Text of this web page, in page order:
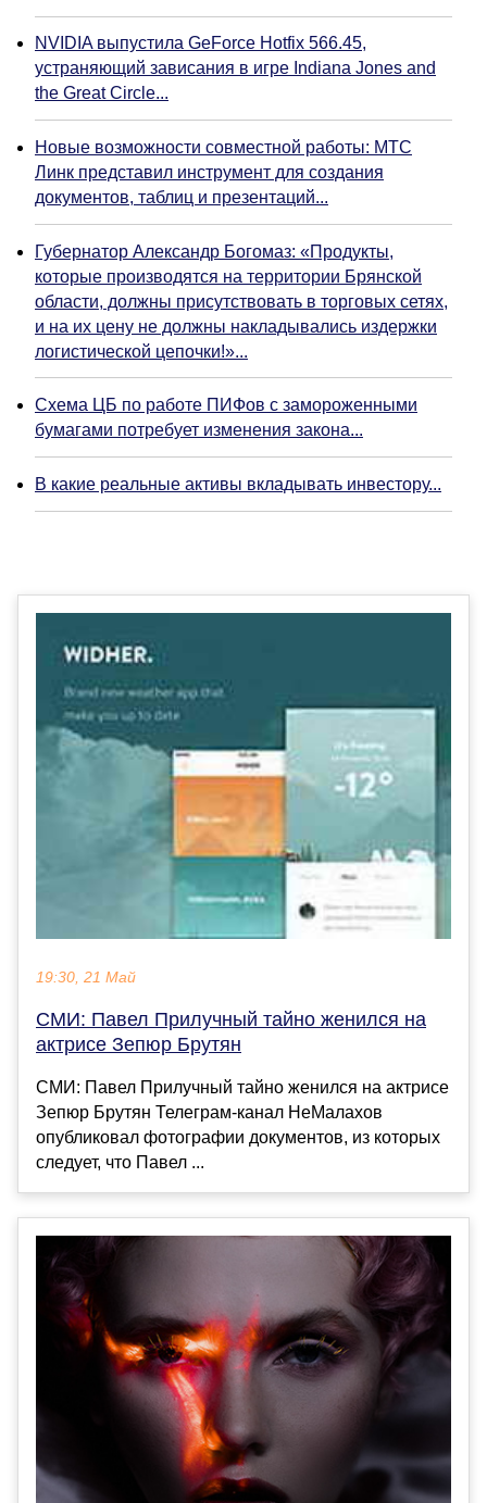
NVIDIA выпустила GeForce Hotfix 566.45,
устраняющий зависания в игре Indiana Jones and
the Great Circle...
Новые возможности совместной работы: МТС
Линк представил инструмент для создания
документов, таблиц и презентаций...
Губернатор Александр Богомаз: «Продукты,
которые производятся на территории Брянской
области, должны присутствовать в торговых сетях,
и на их цену не должны накладывались издержки
логистической цепочки!»...
Схема ЦБ по работе ПИФов с замороженными
бумагами потребует изменения закона...
В какие реальные активы вкладывать инвестору...
19:30, 21 Май
СМИ: Павел Прилучный тайно женился на
актрисе Зепюр Брутян
СМИ: Павел Прилучный тайно женился на актрисе
Зепюр Брутян Телеграм-канал НеМалахов
опубликовал фотографии документов, из которых
следует, что Павел ...